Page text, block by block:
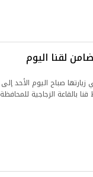
لقنا اليوم
صباح اليوم الأحد إلى
بالقاعة الزجاجية للمحافظة